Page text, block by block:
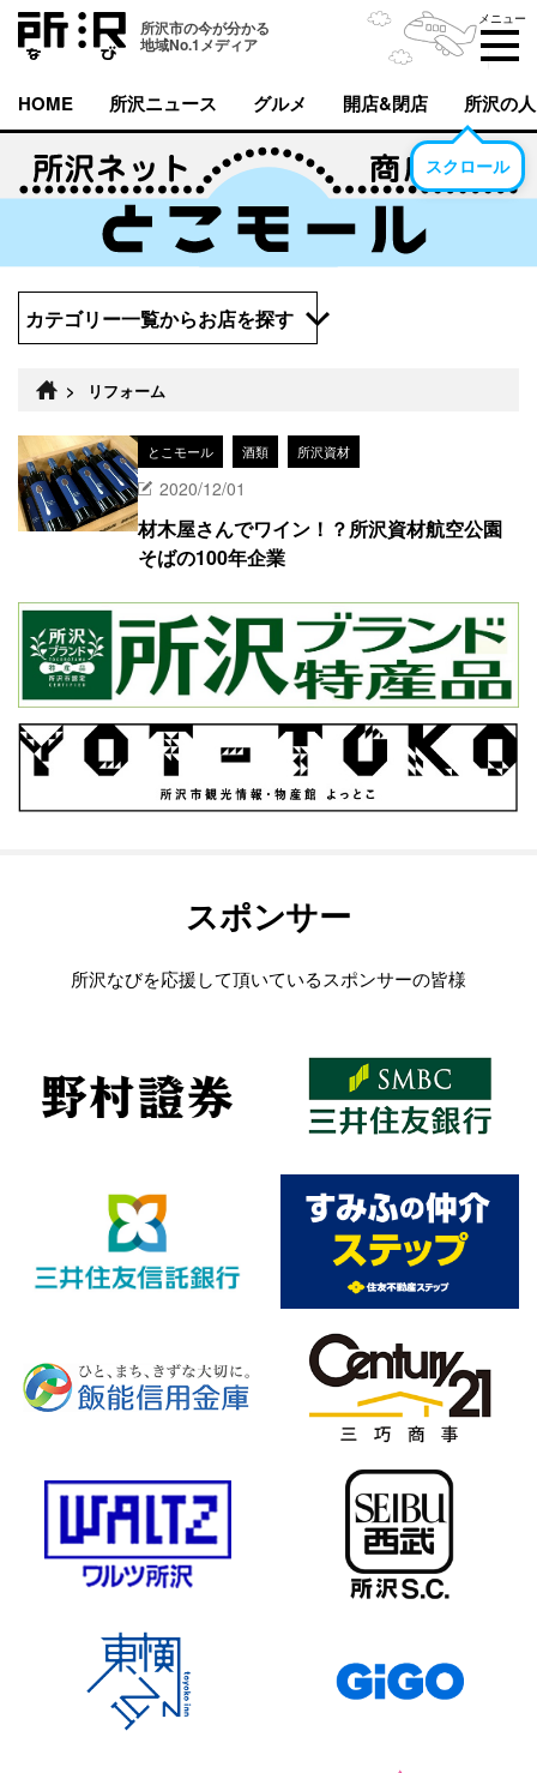
所沢市の今が分かる
地域No.1メディア
メニュー
HOME 所沢ニュース グルメ 開店&閉店 所沢の人
スクロール
カテゴリー一覧からお店を探す
> リフォーム
とこモール 酒類 所沢資材
2020/12/01
材木屋さんでワイン！？所沢資材航空公園
そばの100年企業
スポンサー
所沢なびを応援して頂いているスポンサーの皆様